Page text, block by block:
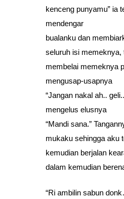
kenceng punyamu” ia
mendengar
bualanku dan
seluruh isi memeknya,
membelai memeknya
mengusap-usapnya
“Jangan nakal ah..
mengelus elusnya
“Mandi sana.”
mukaku sehingga aku
kemudian berjalan
dalam kemudian
“Ri ambilin sabun